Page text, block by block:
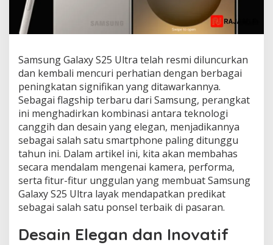
Samsung Galaxy S25 Ultra telah resmi diluncurkan
dan kembali mencuri perhatian dengan berbagai
peningkatan signifikan yang ditawarkannya.
Sebagai flagship terbaru dari Samsung, perangkat
ini menghadirkan kombinasi antara teknologi
canggih dan desain yang elegan, menjadikannya
sebagai salah satu smartphone paling ditunggu
tahun ini. Dalam artikel ini, kita akan membahas
secara mendalam mengenai kamera, performa,
serta fitur-fitur unggulan yang membuat Samsung
Galaxy S25 Ultra layak mendapatkan predikat
sebagai salah satu ponsel terbaik di pasaran.
Desain Elegan dan Inovatif